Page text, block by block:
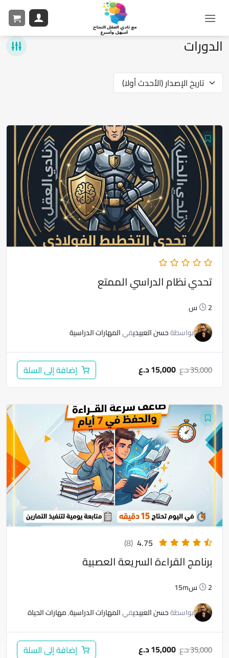
الدورات
تحدي نظام الدراسي الممتع
2س
بواسطةحسن العبيديفيالمهارات الدراسية
35,000د.ع 15,000د.ع إضافة إلى السلة
4.75
(8)
برنامج القراءة السريعة العصبية
2س15m
بواسطةحسن العبيديفيالمهارات الدراسية,مهارات الحياة
35,000د.ع 15,000د.ع إضافة إلى السلة